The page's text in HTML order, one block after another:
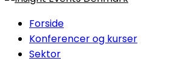
Forside
Konferencer og kurser
Sektor